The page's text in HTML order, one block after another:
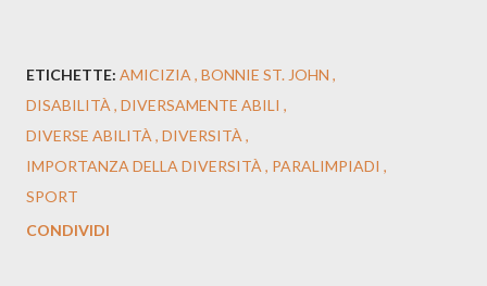
ETICHETTE: AMICIZIA BONNIE ST. JOHN
DISABILITÀ DIVERSAMENTE ABILI
DIVERSE ABILITÀ DIVERSITÀ
IMPORTANZA DELLA DIVERSITÀ
PARALIMPIADI
SPORT
CONDIVIDI